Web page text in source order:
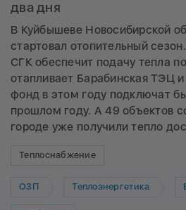
два дня
В Куйбышеве Новосибирской
стартовал отопительный
СГК обеспечит подачу тепла
отапливает Барабинская ТЭЦ
фонд в этом году подключат
прошлом году. А 49 объектов
городе уже получили тепло
Теплоснабжение
ОЗП Теплоэнергетика